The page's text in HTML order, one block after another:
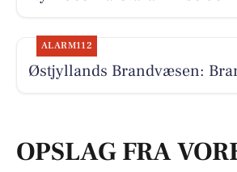
ALARM112
Østjyllands Brandvæsen:
OPSLAG FRA